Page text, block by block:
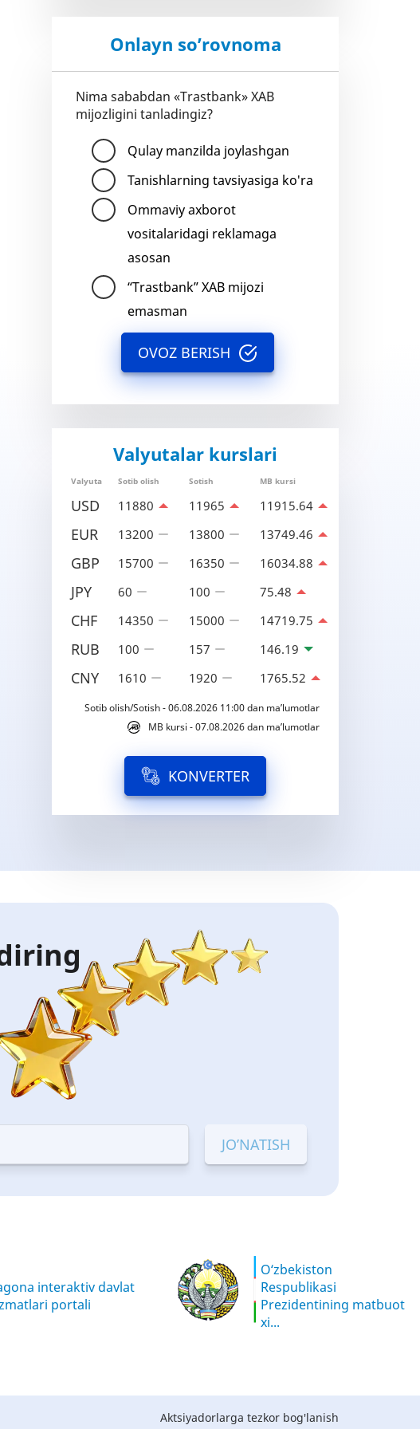
Onlayn so’rovnoma
Nima sababdan «Trastbank» XAB
mijozligini tanladingiz?
Qulay manzilda joylashgan
Tanishlarning tavsiyasiga ko'ra
Ommaviy axborot
vositalaridagi reklamaga
asosan
“Trastbank” XAB mijozi
emasman
OVOZ BERISH
Valyutalar kurslari
Valyuta Sotib olish Sotish MB kursi
USD 11880 11965 11915.64
EUR 13200 13800 13749.46
GBP 15700 16350 16034.88
JPY 60 100 75.48
CHF 14350 15000 14719.75
RUB 100 157 146.19
CNY 1610 1920 1765.52
Sotib olish/Sotish - 06.08.2026 11:00 dan ma’lumotlar
MB kursi - 07.08.2026 dan ma’lumotlar
KONVERTER
interaktiv davlat
portali
O‘zbekiston
Respublikasi
Prezidentining matbuot
xi...
Aktsiyadorlarga tezkor bog'lanish